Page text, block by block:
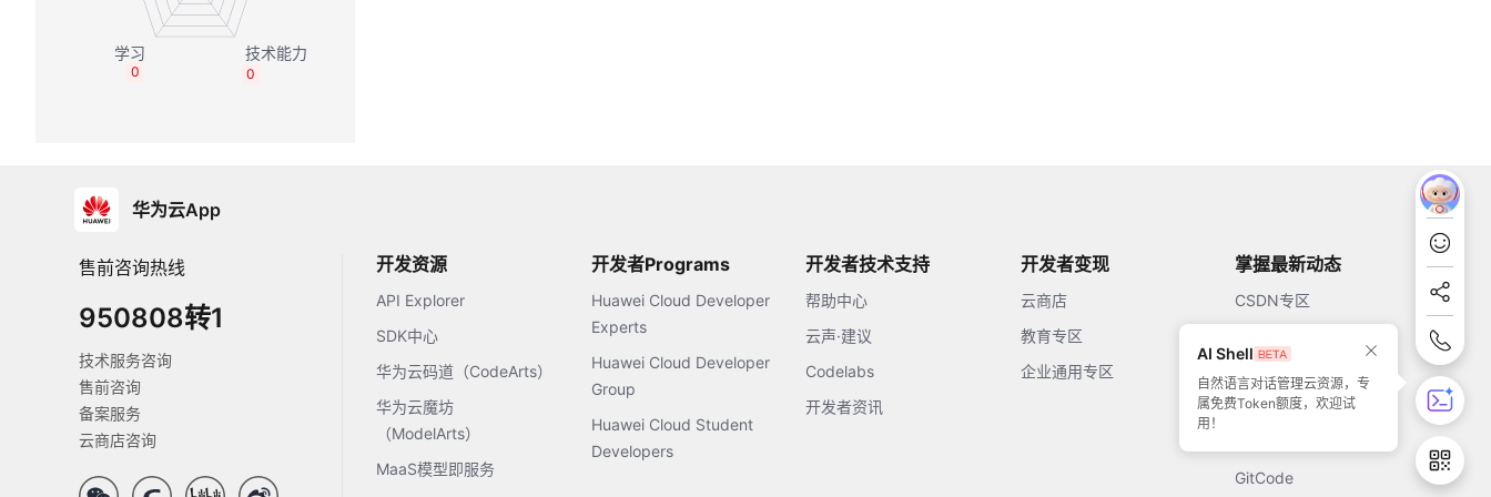
0
0
华为云App
售前咨询热线
950808转1
技术服务咨询
售前咨询
备案服务
云商店咨询
开发资源
API Explorer
SDK中心
华为云码道（CodeArts）
华为云魔坊
（ModelArts）
MaaS模型即服务
开发者Programs
Huawei Cloud Developer
Experts
Huawei Cloud Developer
Group
Huawei Cloud Student
Developers
开发者技术支持
帮助中心
云声·建议
Codelabs
开发者资讯
开发者变现
云商店
教育专区
企业通用专区
掌握最新动态
CSDN专区
51CTO
GitCode
AI Shell
自然语言对话管理云资源，专
属免费Token额度，欢迎试
用！